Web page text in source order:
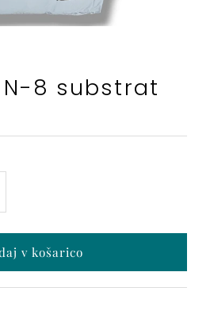
8 substrat